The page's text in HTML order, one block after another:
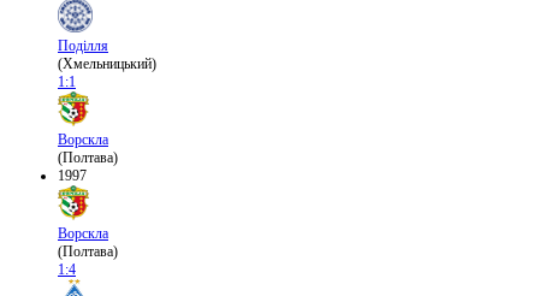
Поділля
(Хмельницький)
1:1
Ворскла
(Полтава)
1997
Ворскла
(Полтава)
1:4